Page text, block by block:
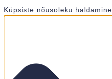
Küpsiste nõusoleku haldamine